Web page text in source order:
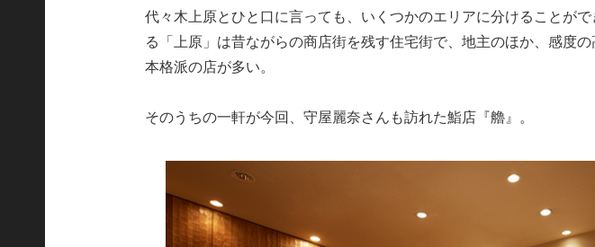
代々木上原とひと口に言っても、いくつかのエリアに分けることが
る「上原」は昔ながらの商店街を残す住宅街で、地主のほか、感度
本格派の店が多い。
そのうちの一軒が今回、守屋麗奈さんも訪れた鮨店『艪』。